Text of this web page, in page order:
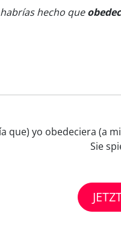
hecho que
que) yo obedeciera (a
Sie